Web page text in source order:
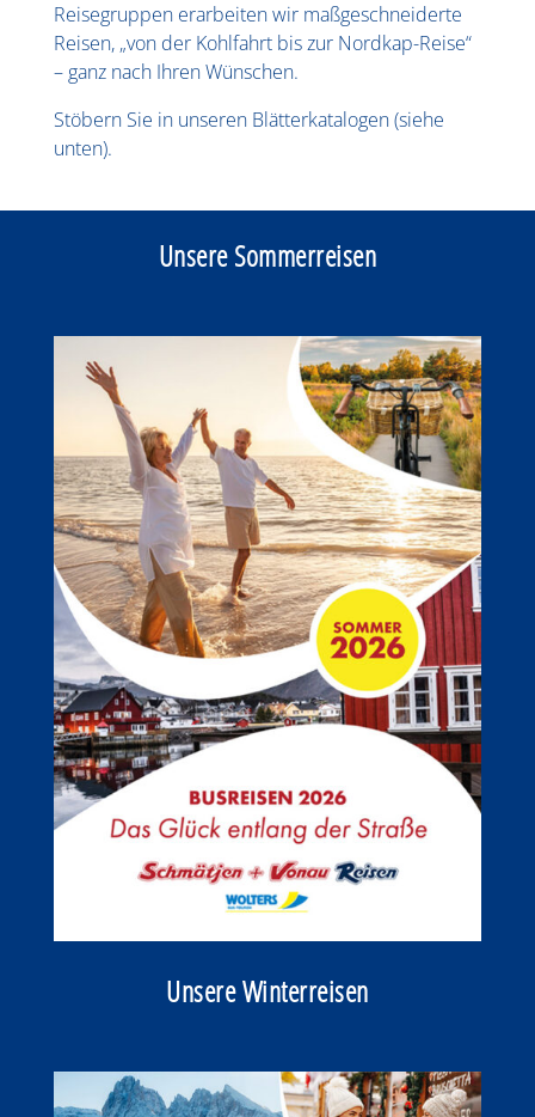
Reisegruppen erarbeiten wir maßgeschneiderte
Reisen, „von der Kohlfahrt bis zur Nordkap-Reise“
– ganz nach Ihren Wünschen.
Stöbern Sie in unseren Blätterkatalogen (siehe
unten).
Unsere Sommerreisen
Unsere Winterreisen